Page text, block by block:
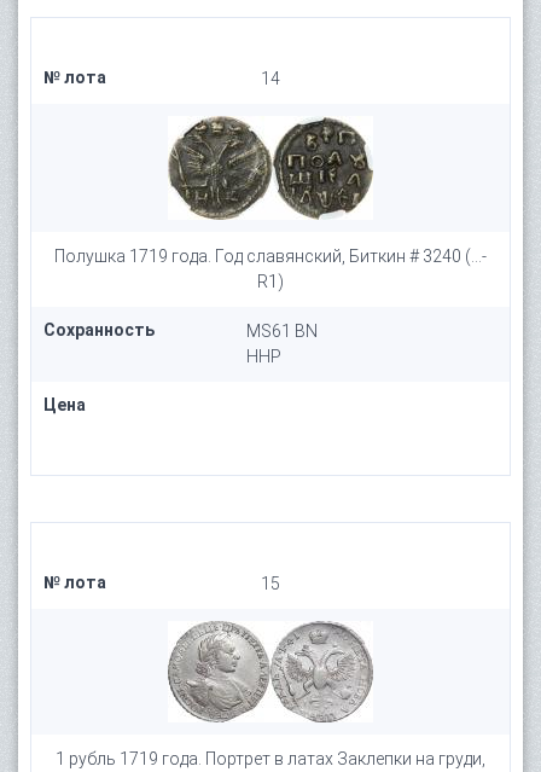
№ лота 14
Полушка 1719 года. Год славянский, Биткин # 3240 (...-
R1)
Сохранность
MS61 BN
HHP
Цена
№ лота 15
1 рубль 1719 года. Портрет в латах Заклепки на груди,